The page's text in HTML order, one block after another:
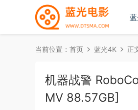
当前位置： 首页 蓝光4K 正
机器战警
MV 88.57GB]